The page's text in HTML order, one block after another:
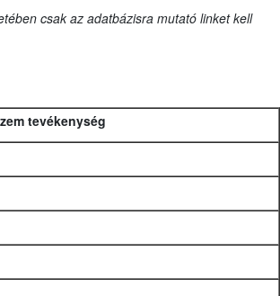
csak az adatbázisra mutató linket kell
tevékenység